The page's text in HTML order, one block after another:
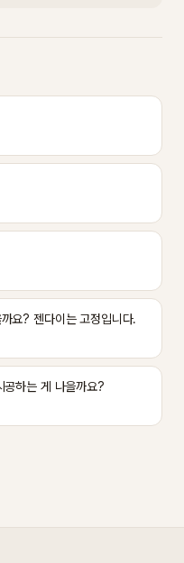
요? 젠다이는 고정입니다.
공하는 게 나을까요?